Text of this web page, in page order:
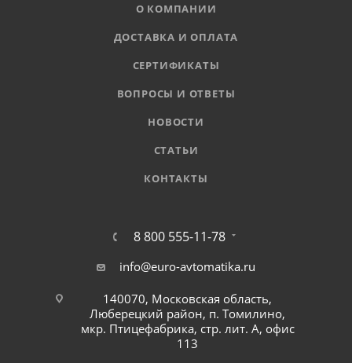
О КОМПАНИИ
ДОСТАВКА И ОПЛАТА
СЕРТИФИКАТЫ
ВОПРОСЫ И ОТВЕТЫ
НОВОСТИ
СТАТЬИ
КОНТАКТЫ
8 800 555-11-78
info@euro-avtomatika.ru
140070, Московская область,
Люберецкий район, п. Томилино,
мкр. Птицефабрика, стр. лит. А, офис
113